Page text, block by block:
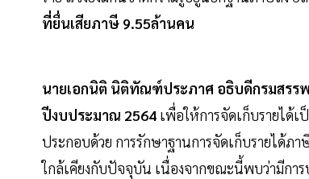
ที่ยื่นเสียภาษี 9.55ล้านคน
นายเอกนิติ นิติทัณฑ์ประภาศ อธิบดีกรมสรร
ปีงบประมาณ 2564 เพื่อให้การจัดเก็บรายได้
ประกอบด้วย การรักษาฐานการจัดเก็บรายได้ภ
ใกล้เคียงกับปัจจุบัน เนื่องจากขณะนี้พบว่ามีการ